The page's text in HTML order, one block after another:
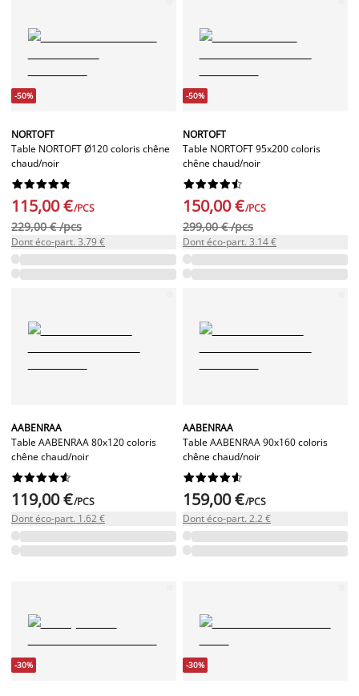
-50%
NORTOFT
Table NORTOFT Ø120 coloris chêne
chaud/noir






115,00 €/PCS
229,00 € /pcs
Dont éco-part. 3.79 €
-50%
NORTOFT
Table NORTOFT 95x200 coloris
chêne chaud/noir






150,00 €/PCS
299,00 € /pcs
Dont éco-part. 3.14 €
AABENRAA
Table AABENRAA 80x120 coloris
chêne chaud/noir






119,00 €/PCS
Dont éco-part. 1.62 €
AABENRAA
Table AABENRAA 90x160 coloris
chêne chaud/noir






159,00 €/PCS
Dont éco-part. 2.2 €
-30% -30%